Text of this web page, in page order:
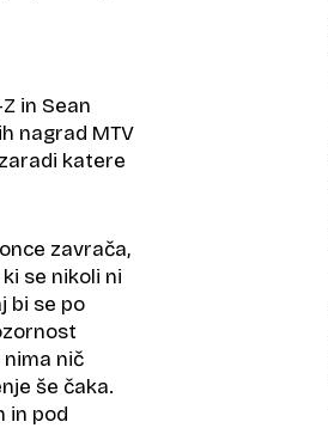
in Sean
nagrad MTV
katere
zavrača,
se nikoli ni
bi se po
nič
še čaka.
in pod